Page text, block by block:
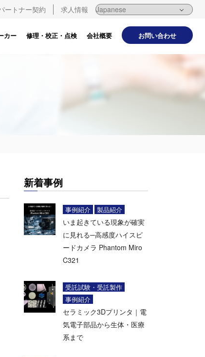
ートナー契約 求人情報
カー 修理・校正・点検 会社概要 お問い合わせ
新着事例
事例紹介 製品紹介
いま起きている現象が確実
に見れる─高感度ハイスピ
ードカメラ Phantom Miro
C321
受託試験・受託製作
事例紹介
セラミック3Dプリンタ｜電
気電子部品から生体・医療
系まで